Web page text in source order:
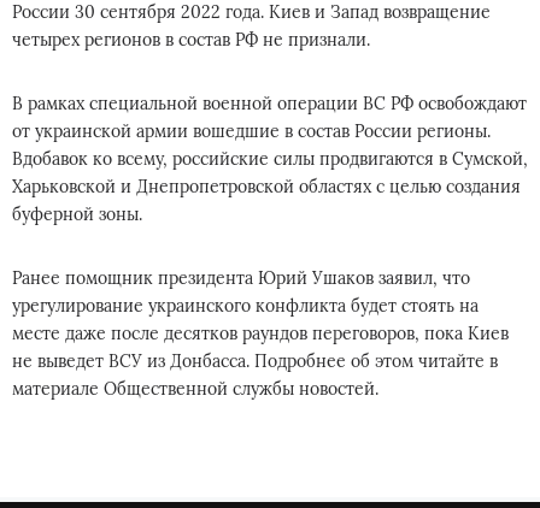
России 30 сентября 2022 года. Киев и Запад возвращение
четырех регионов в состав РФ не признали.
В рамках специальной военной операции ВС РФ освобождают
от украинской армии вошедшие в состав России регионы.
Вдобавок ко всему, российские силы продвигаются в Сумской,
Харьковской и Днепропетровской областях с целью создания
буферной зоны.
Ранее помощник президента Юрий Ушаков заявил, что
урегулирование украинского конфликта будет стоять на
месте даже после десятков раундов переговоров, пока Киев
не выведет ВСУ из Донбасса. Подробнее об этом читайте в
материале Общественной службы новостей.